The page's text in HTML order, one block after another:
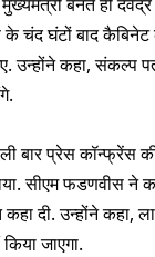
चंद घंटों बाद
कहा, संकल्प
बार प्रेस कॉन्फ्रेंस
सीएम फडणवीस ने
दी. उन्होंने कहा,
जाएगा.